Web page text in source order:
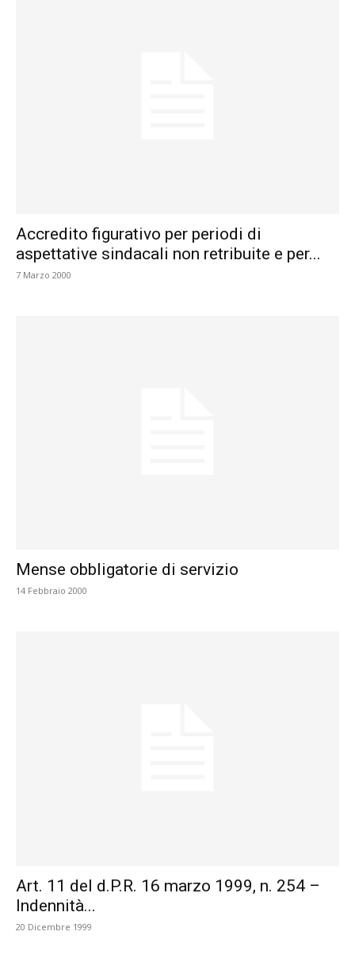
Accredito figurativo per periodi di
aspettative sindacali non retribuite e per...
7 Marzo 2000
Mense obbligatorie di servizio
14 Febbraio 2000
Art. 11 del d.P.R. 16 marzo 1999, n. 254 –
Indennità...
20 Dicembre 1999